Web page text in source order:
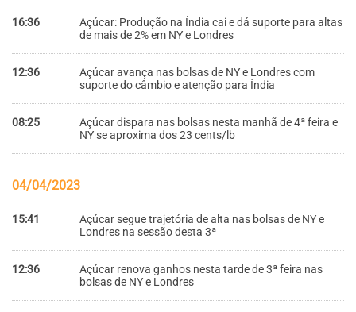
16:36
Açúcar: Produção na Índia cai e dá suporte para altas
de mais de 2% em NY e Londres
12:36
Açúcar avança nas bolsas de NY e Londres com
suporte do câmbio e atenção para Índia
08:25
Açúcar dispara nas bolsas nesta manhã de 4ª feira e
NY se aproxima dos 23 cents/lb
04/04/2023
15:41
Açúcar segue trajetória de alta nas bolsas de NY e
Londres na sessão desta 3ª
12:36
Açúcar renova ganhos nesta tarde de 3ª feira nas
bolsas de NY e Londres